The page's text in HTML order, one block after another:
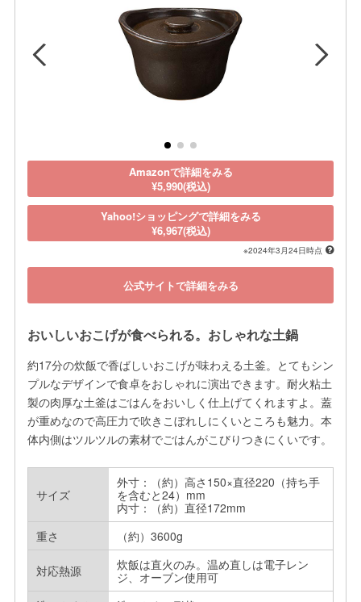
Amazonで詳細をみる
¥5,990(税込)
Yahoo!ショッピングで詳細をみる
¥6,967(税込)
※2024年3月24日時点
公式サイトで詳細をみる
おいしいおこげが食べられる。おしゃれな土鍋
約17分の炊飯で香ばしいおこげが味わえる土釜。とてもシン
プルなデザインで食卓をおしゃれに演出できます。耐火粘土
製の肉厚な土釜はごはんをおいしく仕上げてくれますよ。蓋
が重めなので高圧力で吹きこぼれしにくいところも魅力。本
体内側はツルツルの素材でごはんがこびりつきにくいです。
サイズ
外寸：（約）高さ150×直径220（持ち手
を含むと24）mm
内寸：（約）直径172mm
重さ
（約）3600g
対応熱源
炊飯は直火のみ。温め直しは電子レン
ジ、オーブン使用可